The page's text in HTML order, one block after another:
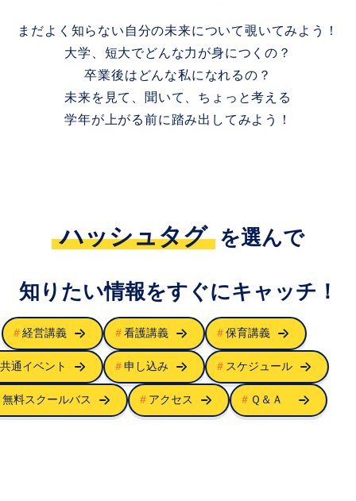
まだよく知らない自分の未来について覗いてみよう！
大学、短大でどんな力が身につくの？
卒業後はどんな私になれるの？
未来を見て、聞いて、ちょっと考える
学年が上がる前に踏み出してみよう！
ハッシュタグ を選んで
知りたい情報をすぐにキャッチ！
＃経営講義 ＃看護講義 ＃保育講義
共通イベント ＃申し込み ＃ スケジュール
無料スクールバス ＃ アクセス ＃ Ｑ＆Ａ